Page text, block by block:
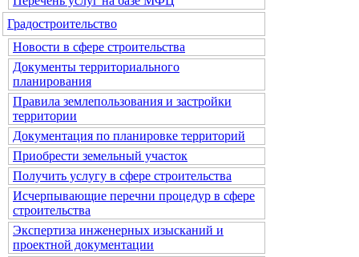
Градостроительство
Новости в сфере строительства
Документы территориального
планирования
Правила землепользования и застройки
территории
Документация по планировке территорий
Приобрести земельный участок
Получить услугу в сфере строительства
Исчерпывающие перечни процедур в сфере
строительства
Экспертиза инженерных изысканий и
проектной документации